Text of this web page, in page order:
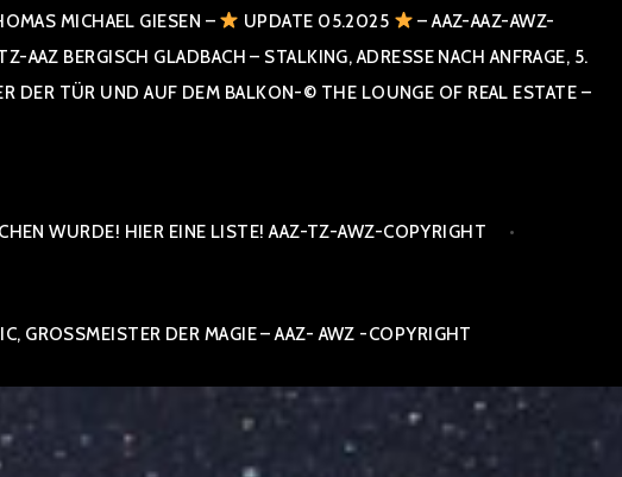
MICHAEL GIESEN – UPDATE 05.2025
– AAZ-AAZ-AWZ-
BERGISCH GLADBACH – STALKING, ADRESSE NACH ANFRAGE, 5. E
TÜR UND AUF DEM BALKON-© THE LOUNGE OF REAL ESTATE – CO
WURDE! HIER EINE LISTE! AAZ-TZ-AWZ-COPYRIGHT
GROSSMEISTER DER MAGIE – AAZ- AWZ -COPYRIGHT